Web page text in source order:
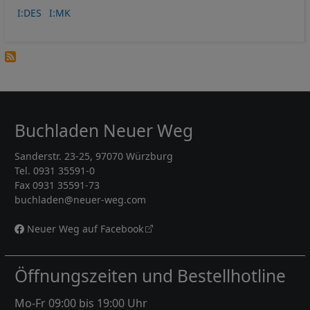
I:DES
I:MK
Buchladen Neuer Weg
Sanderstr. 23-25, 97070 Würzburg
Tel. 0931 35591-0
Fax 0931 35591-73
buchladen@neuer-weg.com
Neuer Weg auf Facebook
Öffnungszeiten und Bestellhotline
Mo-Fr 09:00 bis 19:00 Uhr